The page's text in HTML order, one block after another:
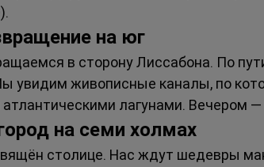
на юг
в сторону Лиссабона. По
увидим живописные каналы, по
лагунами. Вечером
на семи холмах
столице. Нас ждут шедевры